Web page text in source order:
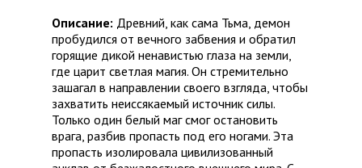
Описание: Древний, как сама Тьма, демон
пробудился от вечного забвения и обратил
горящие дикой ненавистью глаза на земли,
где царит светлая магия. Он стремительно
зашагал в направлении своего взгляда, чтобы
захватить неиссякаемый источник силы.
Только один белый маг смог остановить
врага, разбив пропасть под его ногами. Эта
пропасть изолировала цивилизованный